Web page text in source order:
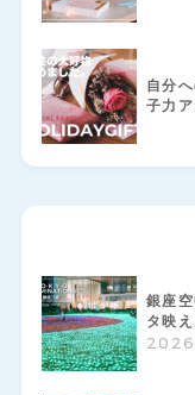
自分
子力
銀座
タ映